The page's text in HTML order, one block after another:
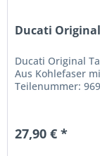
Ducati
Ducati Original
Aus Kohlefaser
Teilenummer:
27,90 € *